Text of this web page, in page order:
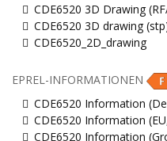
CDE6520 3D Drawing
CDE6520 3D drawing
CDE6520_2D_drawing
EPREL-INFORMATIONEN
CDE6520 Information
CDE6520 Information
CDE6520 Information